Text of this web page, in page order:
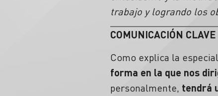
trabajo y logrando los
COMUNICACIÓN CLAVE
Como explica la
forma en la que nos
personalmente, tendrá